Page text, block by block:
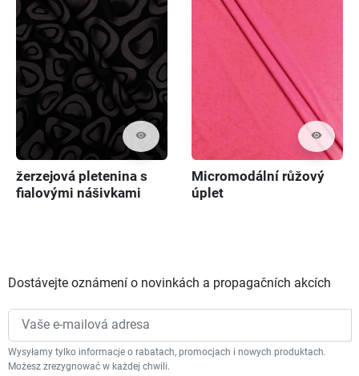
visibility
žerzejová pletenina s
fialovými nášivkami
visibility
Micromodální růžový
úplet
Dostávejte oznámení o novinkách a propagačních akcích
Wysyłamy tylko informacje o rabatach, promocjach i nowych produktach.
Możesz zrezygnować w każdej chwili.